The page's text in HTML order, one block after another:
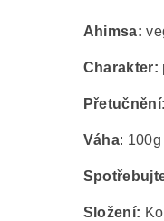
Ahimsa:
Charakter:
Přetučnění
Váha: 100g
Složení: